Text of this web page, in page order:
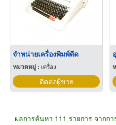
จำหน่ายเครื่องพิมพ์ดีด
หมวดหมู่ : เครื่อง
ติดต่อผู้ขาย
ผลการค้นหา 111 รายการ จาก